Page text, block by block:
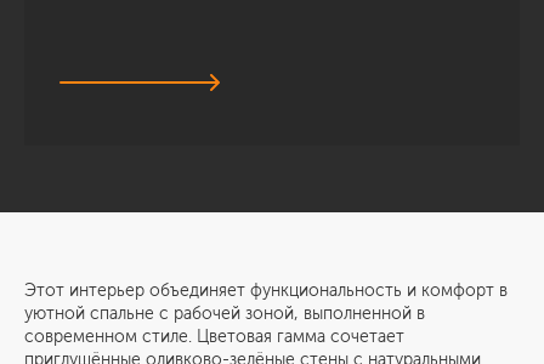
Этот интерьер объединяет функциональность и комфорт в
уютной спальне с рабочей зоной, выполненной в
современном стиле. Цветовая гамма сочетает
приглушённые оливково-зелёные стены с натуральными